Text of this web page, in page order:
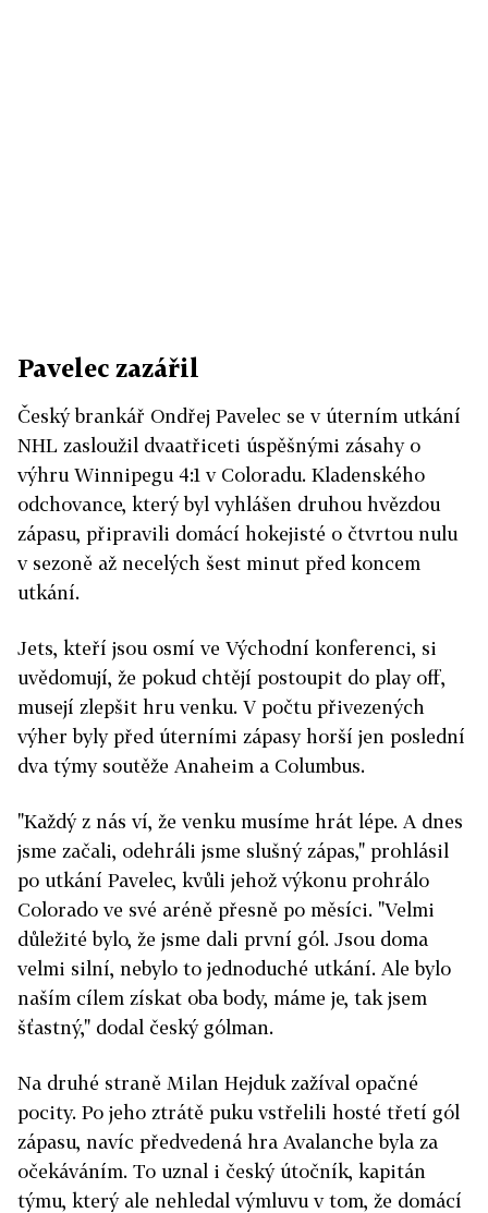
Pavelec zazářil
Český brankář Ondřej Pavelec se v úterním utkání
NHL zasloužil dvaatřiceti úspěšnými zásahy o
výhru Winnipegu 4:1 v Coloradu. Kladenského
odchovance, který byl vyhlášen druhou hvězdou
zápasu, připravili domácí hokejisté o čtvrtou nulu
v sezoně až necelých šest minut před koncem
utkání.
Jets, kteří jsou osmí ve Východní konferenci, si
uvědomují, že pokud chtějí postoupit do play off,
musejí zlepšit hru venku. V počtu přivezených
výher byly před úterními zápasy horší jen poslední
dva týmy soutěže Anaheim a Columbus.
"Každý z nás ví, že venku musíme hrát lépe. A dnes
jsme začali, odehráli jsme slušný zápas," prohlásil
po utkání Pavelec, kvůli jehož výkonu prohrálo
Colorado ve své aréně přesně po měsíci. "Velmi
důležité bylo, že jsme dali první gól. Jsou doma
velmi silní, nebylo to jednoduché utkání. Ale bylo
naším cílem získat oba body, máme je, tak jsem
šťastný," dodal český gólman.
Na druhé straně Milan Hejduk zažíval opačné
pocity. Po jeho ztrátě puku vstřelili hosté třetí gól
zápasu, navíc předvedená hra Avalanche byla za
očekáváním. To uznal i český útočník, kapitán
týmu, který ale nehledal výmluvu v tom, že domácí